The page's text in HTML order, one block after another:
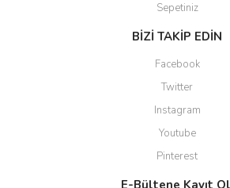
Sepetiniz
BİZİ TAKİP EDİN
Facebook
Twitter
Instagram
Youtube
Pinterest
E-Bültene Kayıt